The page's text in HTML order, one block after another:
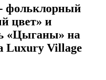
- фольклорный
цвет» и
«Цыганы» на
Luxury Village